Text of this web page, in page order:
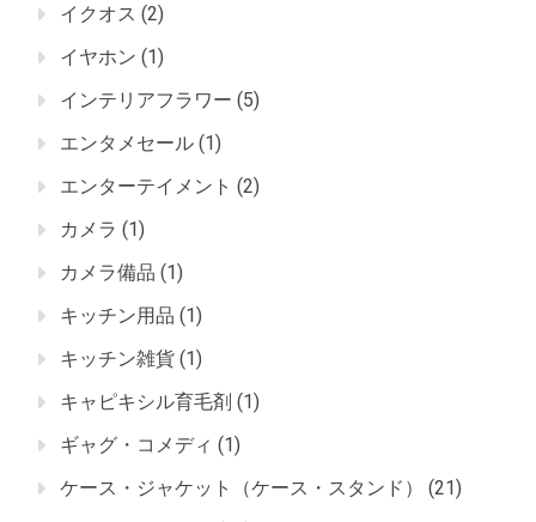
イクオス (2)
イヤホン (1)
インテリアフラワー (5)
エンタメセール (1)
エンターテイメント (2)
カメラ (1)
カメラ備品 (1)
キッチン用品 (1)
キッチン雑貨 (1)
キャピキシル育毛剤 (1)
ギャグ・コメディ (1)
ケース・ジャケット（ケース・スタンド）
(21)